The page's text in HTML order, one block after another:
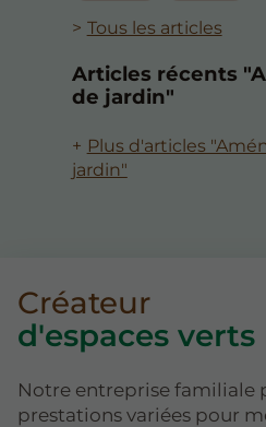
Tous les articles
Articles récents
de jardin"
Plus d'articles
jardin"
Créateur
d'espaces verts
Notre entreprise familiale
prestations variées pour